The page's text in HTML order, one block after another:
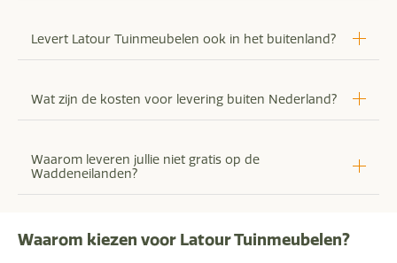
Levert Latour Tuinmeubelen ook in het buitenland?
Wat zijn de kosten voor levering buiten Nederland?
Waarom leveren jullie niet gratis op de
Waddeneilanden?
Waarom kiezen voor Latour Tuinmeubelen?